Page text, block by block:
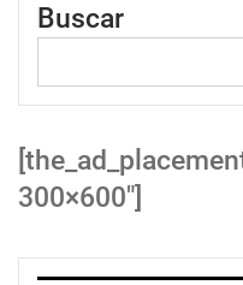
Buscar
300×600″]